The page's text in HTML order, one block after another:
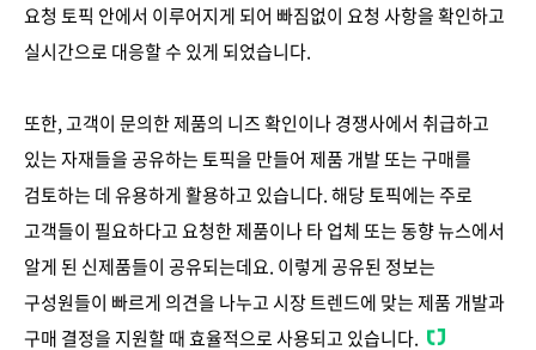
요청 토픽 안에서 이루어지게 되어 빠짐없이 요청 사항을 확인하고
실시간으로 대응할 수 있게 되었습니다.
또한, 고객이 문의한 제품의 니즈 확인이나 경쟁사에서 취급하고
있는 자재들을 공유하는 토픽을 만들어 제품 개발 또는 구매를
검토하는 데 유용하게 활용하고 있습니다. 해당 토픽에는 주로
고객들이 필요하다고 요청한 제품이나 타 업체 또는 동향 뉴스에서
알게 된 신제품들이 공유되는데요. 이렇게 공유된 정보는
구성원들이 빠르게 의견을 나누고 시장 트렌드에 맞는 제품 개발과
구매 결정을 지원할 때 효율적으로 사용되고 있습니다.